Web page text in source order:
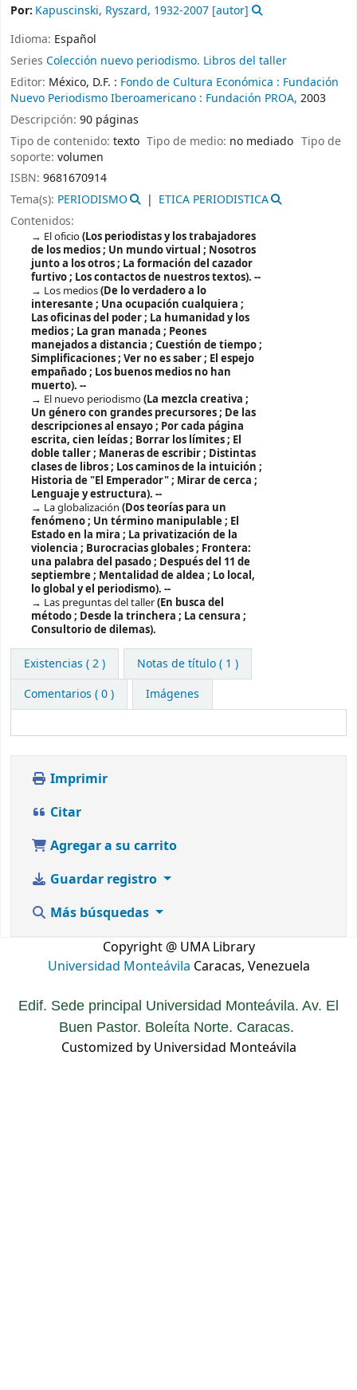
Por: Kapuscinski, Ryszard, 1932-2007 [autor]
Idioma: Español
Series Colección nuevo periodismo. Libros del taller
Editor: México, D.F. : Fondo de Cultura Económica : Fundación
Nuevo Periodismo Iberoamericano : Fundación PROA, 2003
Descripción: 90 páginas
Tipo de contenido: texto Tipo de medio: no mediado Tipo de
soporte: volumen
ISBN: 9681670914
Tema(s): PERIODISMO
ETICA PERIODISTICA
Contenidos:
El oficio(Los periodistas y los trabajadores
de los medios ; Un mundo virtual ; Nosotros
junto a los otros ; La formación del cazador
furtivo ; Los contactos de nuestros textos). --
Los medios(De lo verdadero a lo
interesante ; Una ocupación cualquiera ;
Las oficinas del poder ; La humanidad y los
medios ; La gran manada ; Peones
manejados a distancia ; Cuestión de tiempo ;
Simplificaciones ; Ver no es saber ; El espejo
empañado ; Los buenos medios no han
muerto). --
El nuevo periodismo(La mezcla creativa ;
Un género con grandes precursores ; De las
descripciones al ensayo ; Por cada página
escrita, cien leídas ; Borrar los límites ; El
doble taller ; Maneras de escribir ; Distintas
clases de libros ; Los caminos de la intuición ;
Historia de "El Emperador" ; Mirar de cerca ;
Lenguaje y estructura). --
La globalización (Dos teorías para un
fenómeno ; Un término manipulable ; El
Estado en la mira ; La privatización de la
violencia ; Burocracias globales ; Frontera:
una palabra del pasado ; Después del 11 de
septiembre ; Mentalidad de aldea ; Lo local,
lo global y el periodismo). --
Las preguntas del taller(En busca del
método ; Desde la trinchera ; La censura ;
Consultorio de dilemas).
Existencias ( 2 )
Notas de título ( 1 )
Comentarios ( 0 )
Imágenes
Imprimir
Citar
Agregar a su carrito
Guardar registro
Más búsquedas
Copyright @ UMA Library
Universidad Monteávila Caracas, Venezuela
Edif. Sede principal Universidad Monteávila. Av. El
Buen Pastor. Boleíta Norte. Caracas.
Customized by Universidad Monteávila